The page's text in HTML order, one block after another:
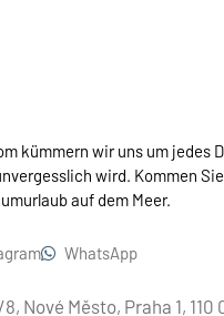
kümmern wir uns um jedes
wird. Kommen
auf dem Meer.
WhatsApp
Nové Město, Praha 1, 110